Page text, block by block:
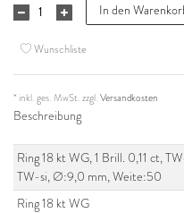
In den
Wunschliste
* inkl. ges. MwSt. zzgl.Versandkosten
Beschreibung
Ring 18 kt WG, 1 Brill. 0,11 ct,
TW-si, Ø:9,0 mm, Weite:50
Ring 18 kt WG